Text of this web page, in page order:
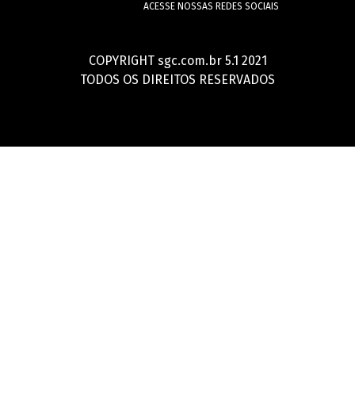
ACESSE NOSSAS REDES SOCIAIS
COPYRIGHT sgc.com.br 5.1 2021
TODOS OS DIREITOS RESERVADOS